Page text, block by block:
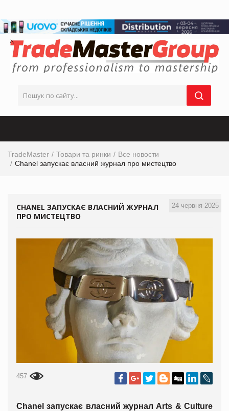
TradeMaster Товари та ринки
Все новости
Chanel запускає власний журнал про мистецтво
24 червня 2025
CHANEL ЗАПУСКАЄ ВЛАСНИЙ ЖУРНАЛ
ПРО МИСТЕЦТВО
457
Chanel запускає власний журнал Arts & Culture